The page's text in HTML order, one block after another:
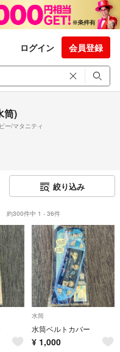
ログイン 会員登録
筒)
ー/マタニティ
絞り込み
約300件中 1 - 36件
水筒
水筒ベルトカバー
¥ 1,000